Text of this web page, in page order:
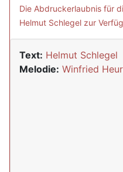
Die Abdruckerlaubnis für
Helmut Schlegel zur
Text: Helmut Schlegel
Melodie: Winfried